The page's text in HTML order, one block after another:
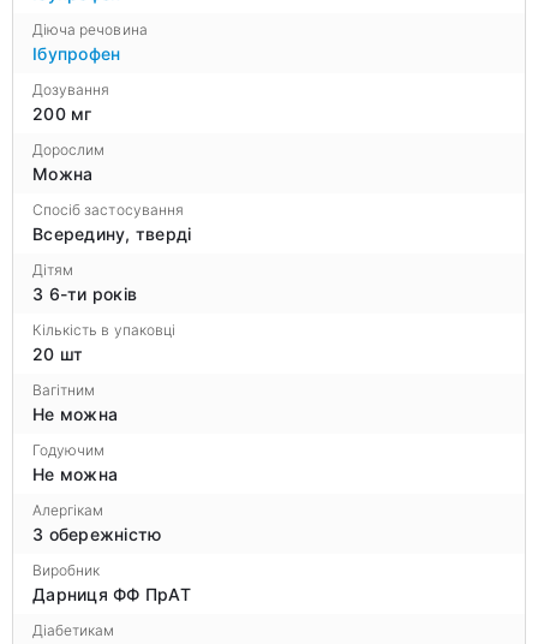
Діюча речовина
Ібупрофен
Дозування
200 мг
Дорослим
Можна
Спосіб застосування
Всередину, тверді
Дітям
З 6-ти років
Кількість в упаковці
20 шт
Вагітним
Не можна
Годуючим
Не можна
Алергікам
З обережністю
Виробник
Дарниця ФФ ПрАТ
Діабетикам